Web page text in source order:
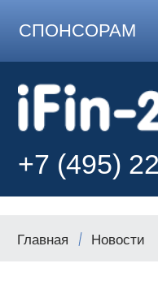
СПОНСОРАМ
+7 (495)
Главная Новости